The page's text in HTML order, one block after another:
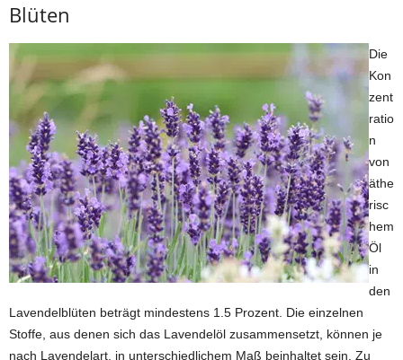
Blüten
Die
Kon
zent
ratio
n
von
äthe
risc
hem
Öl
in
den
Lavendelblüten beträgt mindestens 1.5 Prozent. Die einzelnen
Stoffe, aus denen sich das Lavendelöl zusammensetzt, können je
nach Lavendelart, in unterschiedlichem Maß beinhaltet sein. Zu